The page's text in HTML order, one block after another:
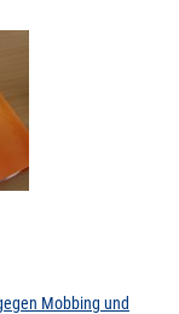
Mobbing und